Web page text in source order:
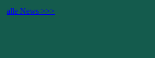
alle News >>>